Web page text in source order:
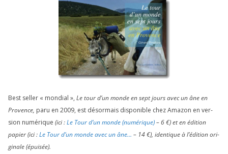
Best sel­ler « mon­dial », Le tour d’un monde en sept jours avec un âne en
Provence, paru en 2009, est désor­mais dis­po­nible chez Amazon en ver­
sion numé­rique (ici :Le Tour d’un monde (numé­rique)–6€) et en édi­tion
papier (ici :Le Tour d’un monde avec un âne… – 14€), iden­tique à l’é­di­tion ori­
gi­nale (épui­sée).